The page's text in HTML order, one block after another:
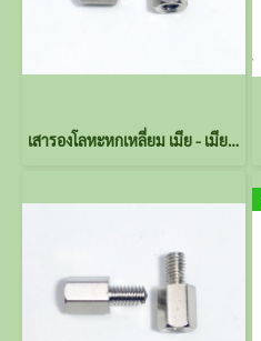
เสารองโลหะหกเหลี่ยม เมีย - เมีย ยาว 6 มม.